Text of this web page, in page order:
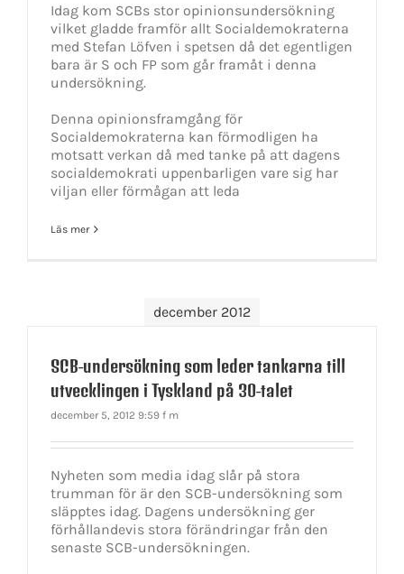
Idag kom SCBs stor opinionsundersökning
vilket gladde framför allt Socialdemokraterna
med Stefan Löfven i spetsen då det egentligen
bara är S och FP som går framåt i denna
undersökning.
Denna opinionsframgång för
Socialdemokraterna kan förmodligen ha
motsatt verkan då med tanke på att dagens
socialdemokrati uppenbarligen vare sig har
viljan eller förmågan att leda
Läs mer
december 2012
SCB-undersökning som leder tankarna till
utvecklingen i Tyskland på 30-talet
december 5, 2012 9:59 f m
Nyheten som media idag slår på stora
trumman för är den SCB-undersökning som
släpptes idag. Dagens undersökning ger
förhållandevis stora förändringar från den
senaste SCB-undersökningen.